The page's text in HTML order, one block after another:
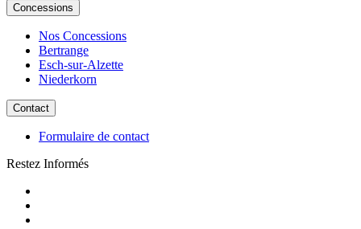
Concessions
Nos Concessions
Bertrange
Esch-sur-Alzette
Niederkorn
Contact
Formulaire de contact
Restez Informés